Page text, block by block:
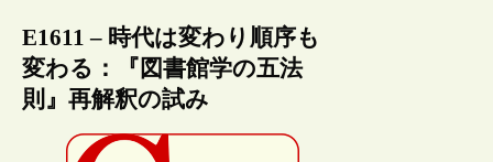
E1611 – 時代は変わり順序も
変わる：『図書館学の五法
則』再解釈の試み